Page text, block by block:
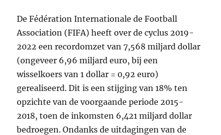
De Fédération Internationale de Football
Association (FIFA) heeft over de cyclus 2019-
2022 een recordomzet van 7,568 miljard dollar
(ongeveer 6,96 miljard euro, bij een
wisselkoers van 1 dollar = 0,92 euro)
gerealiseerd. Dit is een stijging van 18% ten
opzichte van de voorgaande periode 2015-
2018, toen de inkomsten 6,421 miljard dollar
bedroegen. Ondanks de uitdagingen van de